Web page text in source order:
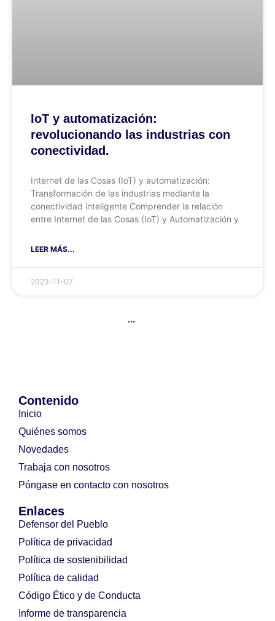
IoT y automatización:
revolucionando las industrias con
conectividad.
Internet de las Cosas (IoT) y automatización:
Transformación de las industrias mediante la
conectividad inteligente Comprender la relación
entre Internet de las Cosas (IoT) y Automatización y
LEER MÁS...
2023-11-07
...
Contenido
Inicio
Quiénes somos
Novedades
Trabaja con nosotros
Póngase en contacto con nosotros
Enlaces
Defensor del Pueblo
Política de privacidad
Política de sostenibilidad
Política de calidad
Código Ético y de Conducta
Informe de transparencia